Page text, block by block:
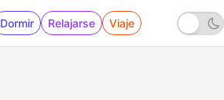
Dormir Relajarse Viaje